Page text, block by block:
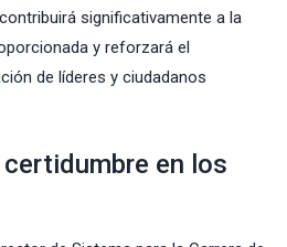
significativamente a la
y reforzará el
de líderes y ciudadanos
en los